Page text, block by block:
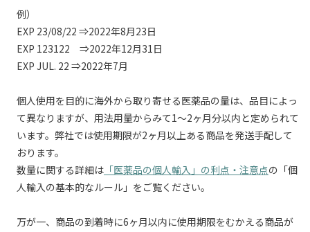
例）
EXP 23/08/22 ⇒2022年8月23日
EXP 123122 ⇒2022年12月31日
EXP JUL. 22 ⇒2022年7月
個人使用を目的に海外から取り寄せる医薬品の量は、品目によっ
て異なりますが、用法用量からみて1〜2ヶ月分以内と定められて
います。弊社では使用期限が2ヶ月以上ある商品を発送手配して
おります。
数量に関する詳細は「医薬品の個人輸入」の利点・注意点の「個
人輸入の基本的なルール」をご覧ください。
万が一、商品の到着時に6ヶ月以内に使用期限をむかえる商品が